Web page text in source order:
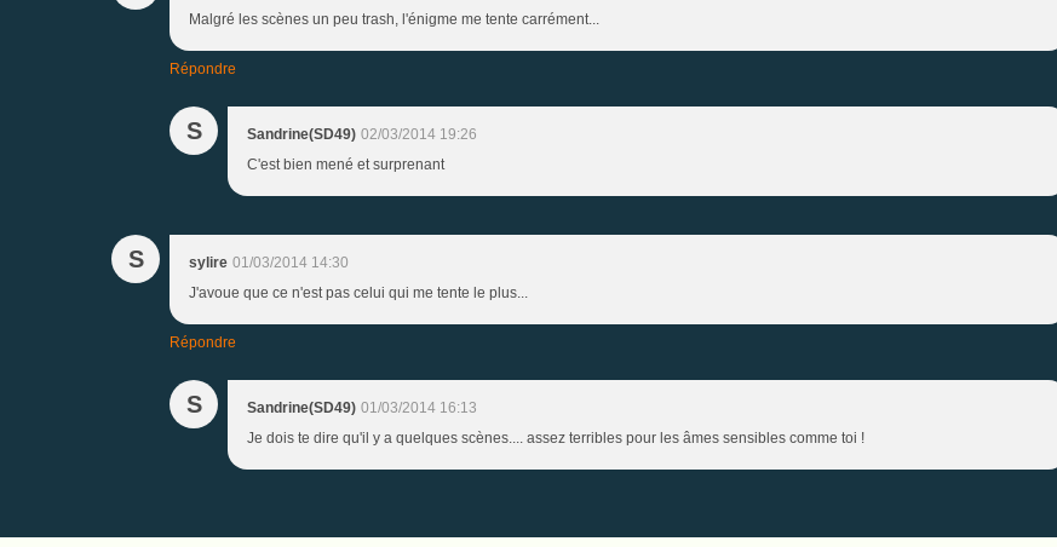
Malgré les scènes un peu trash, l'énigme me tente carrément...
Répondre
S Sandrine(SD49) 02/03/2014 19:26
C'est bien mené et surprenant
S sylire 01/03/2014 14:30
J'avoue que ce n'est pas celui qui me tente le plus...
Répondre
S Sandrine(SD49) 01/03/2014 16:13
Je dois te dire qu'il y a quelques scènes.... assez terribles pour les âmes sensibles comme toi !